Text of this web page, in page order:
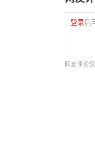
登录后
网友评论